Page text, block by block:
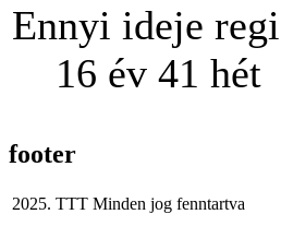
Ennyi ideje
16 év 41 hét
footer
2025. TTT Minden jog fenntartva